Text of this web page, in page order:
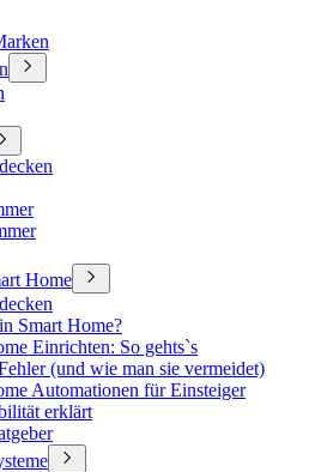
Home
Smart Home?
Einrichten: So gehts`s
(und wie man sie vermeidet)
Automationen für Einsteiger
erklärt